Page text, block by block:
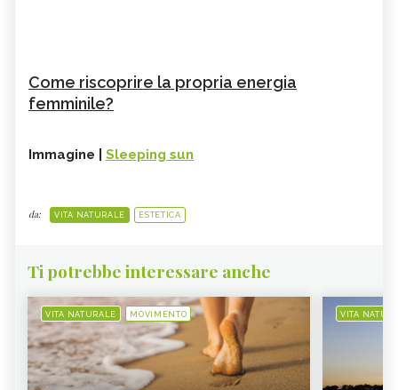
Come riscoprire la propria energia
femminile?
Immagine | Sleeping sun
da: VITA NATURALE ESTETICA
Ti potrebbe interessare anche
VITA NATURALE MOVIMENTO VITA